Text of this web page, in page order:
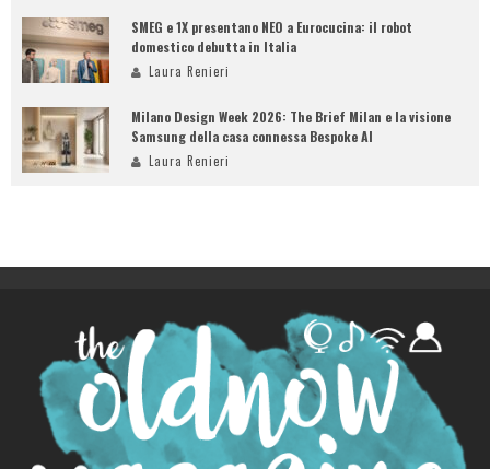
SMEG e 1X presentano NEO a Eurocucina: il robot
domestico debutta in Italia
Laura Renieri
Milano Design Week 2026: The Brief Milan e la visione
Samsung della casa connessa Bespoke AI
Laura Renieri